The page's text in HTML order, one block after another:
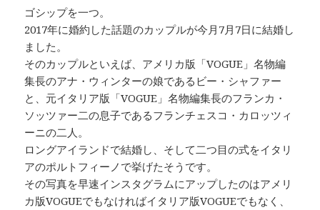
ゴシップを一つ。
2017年に婚約した話題のカップルが今月7月7日に結婚し
ました。
そのカップルといえば、アメリカ版「VOGUE」名物編
集長のアナ・ウィンターの娘であるビー・シャファー
と、元イタリア版「VOGUE」名物編集長のフランカ・
ソッツァー二の息子であるフランチェスコ・カロッツィ
ーニの二人。
ロングアイランドで結婚し、そして二つ目の式をイタリ
アのポルトフィーノで挙げたそうです。
その写真を早速インスタグラムにアップしたのはアメリ
カ版VOGUEでもなければイタリア版VOGUEでもなく、